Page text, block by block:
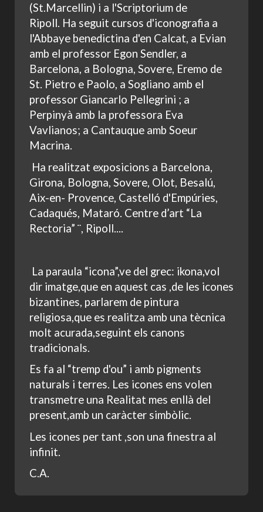
(St.Marcellin) i a l'Scriptorium de
Ripoll. Ha seguit cursos d'iconografia a
l'Abbaye benedictina d'en Calcat, a Evian
amb el professor Egon Sendler, a
Barcelona, a Bologna, Sovere, Eremo de
St. Pietro e Paolo, a Sogliano amb el
professor Giancarlo Pellegrini ; a
Perpinyà amb la professora Eva
Vavlianos; a Cantauque amb Soeur
Macrina.
Ha realitzat exposicions a Barcelona,
Girona, Bologna, Sovere, Olot, Besalú,
Aix-en- Provence, Castelló d'Empúries,
Cadaqués, Mataró. Centre d’art “La
Rectoria” ¨, Ripoll....
La paraula “icona”,ve del grec: ikona,vol
dir imatge,que en aquest cas ,de les icones
bizantines, parlarem de pintura
religiosa,que es realitza amb una tècnica
molt acurada,seguint els canons
tradicionals.
Es fa al “tremp d'ou” i amb pigments
naturals i terres. Les icones ens volen
transmetre una Realitat mes enllà del
present,amb un caràcter simbòlic.
Les icones per tant ,son una finestra al
infinit.
C.A.